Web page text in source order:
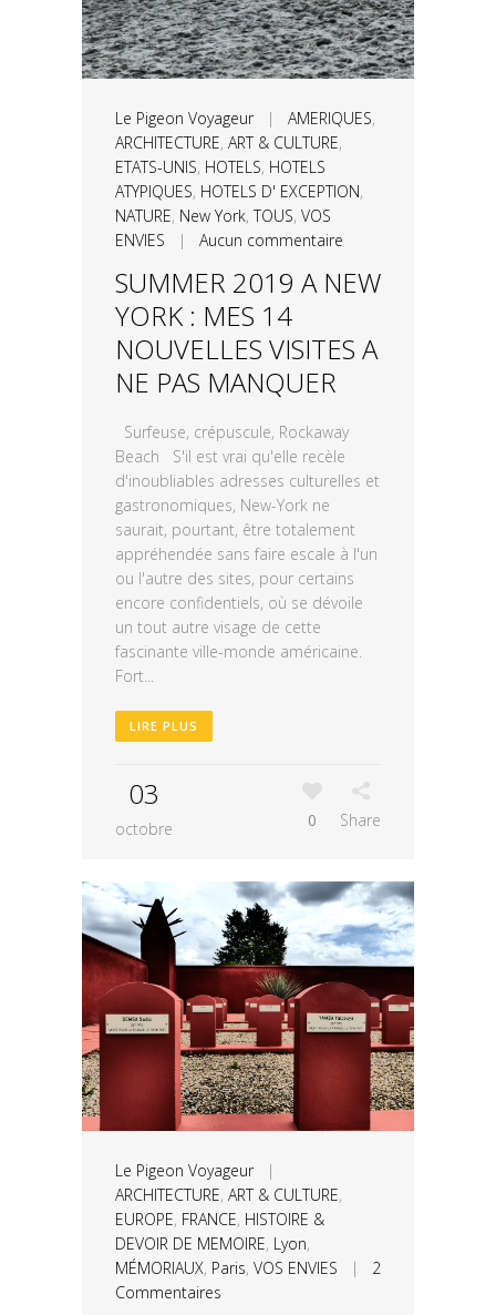
Le Pigeon Voyageur| AMERIQUES,
ARCHITECTURE, ART & CULTURE,
ETATS-UNIS, HOTELS, HOTELS
ATYPIQUES, HOTELS D' EXCEPTION,
NATURE, New York,TOUS, VOS
ENVIES | Aucun commentaire
SUMMER 2019 A NEW
YORK : MES 14
NOUVELLES VISITES A
NE PAS MANQUER
Surfeuse, crépuscule, Rockaway
Beach S'il est vrai qu'elle recèle
d'inoubliables adresses culturelles et
gastronomiques, New-York ne
saurait, pourtant, être totalement
appréhendée sans faire escale à l'un
ou l'autre des sites, pour certains
encore confidentiels, où se dévoile
un tout autre visage de cette
fascinante ville-monde américaine.
Fort...
LIRE PLUS
03
octobre 0 Share
Le Pigeon Voyageur|
ARCHITECTURE, ART & CULTURE,
EUROPE, FRANCE, HISTOIRE &
DEVOIR DE MEMOIRE, Lyon,
MÉMORIAUX, Paris, VOS ENVIES | 2
Commentaires